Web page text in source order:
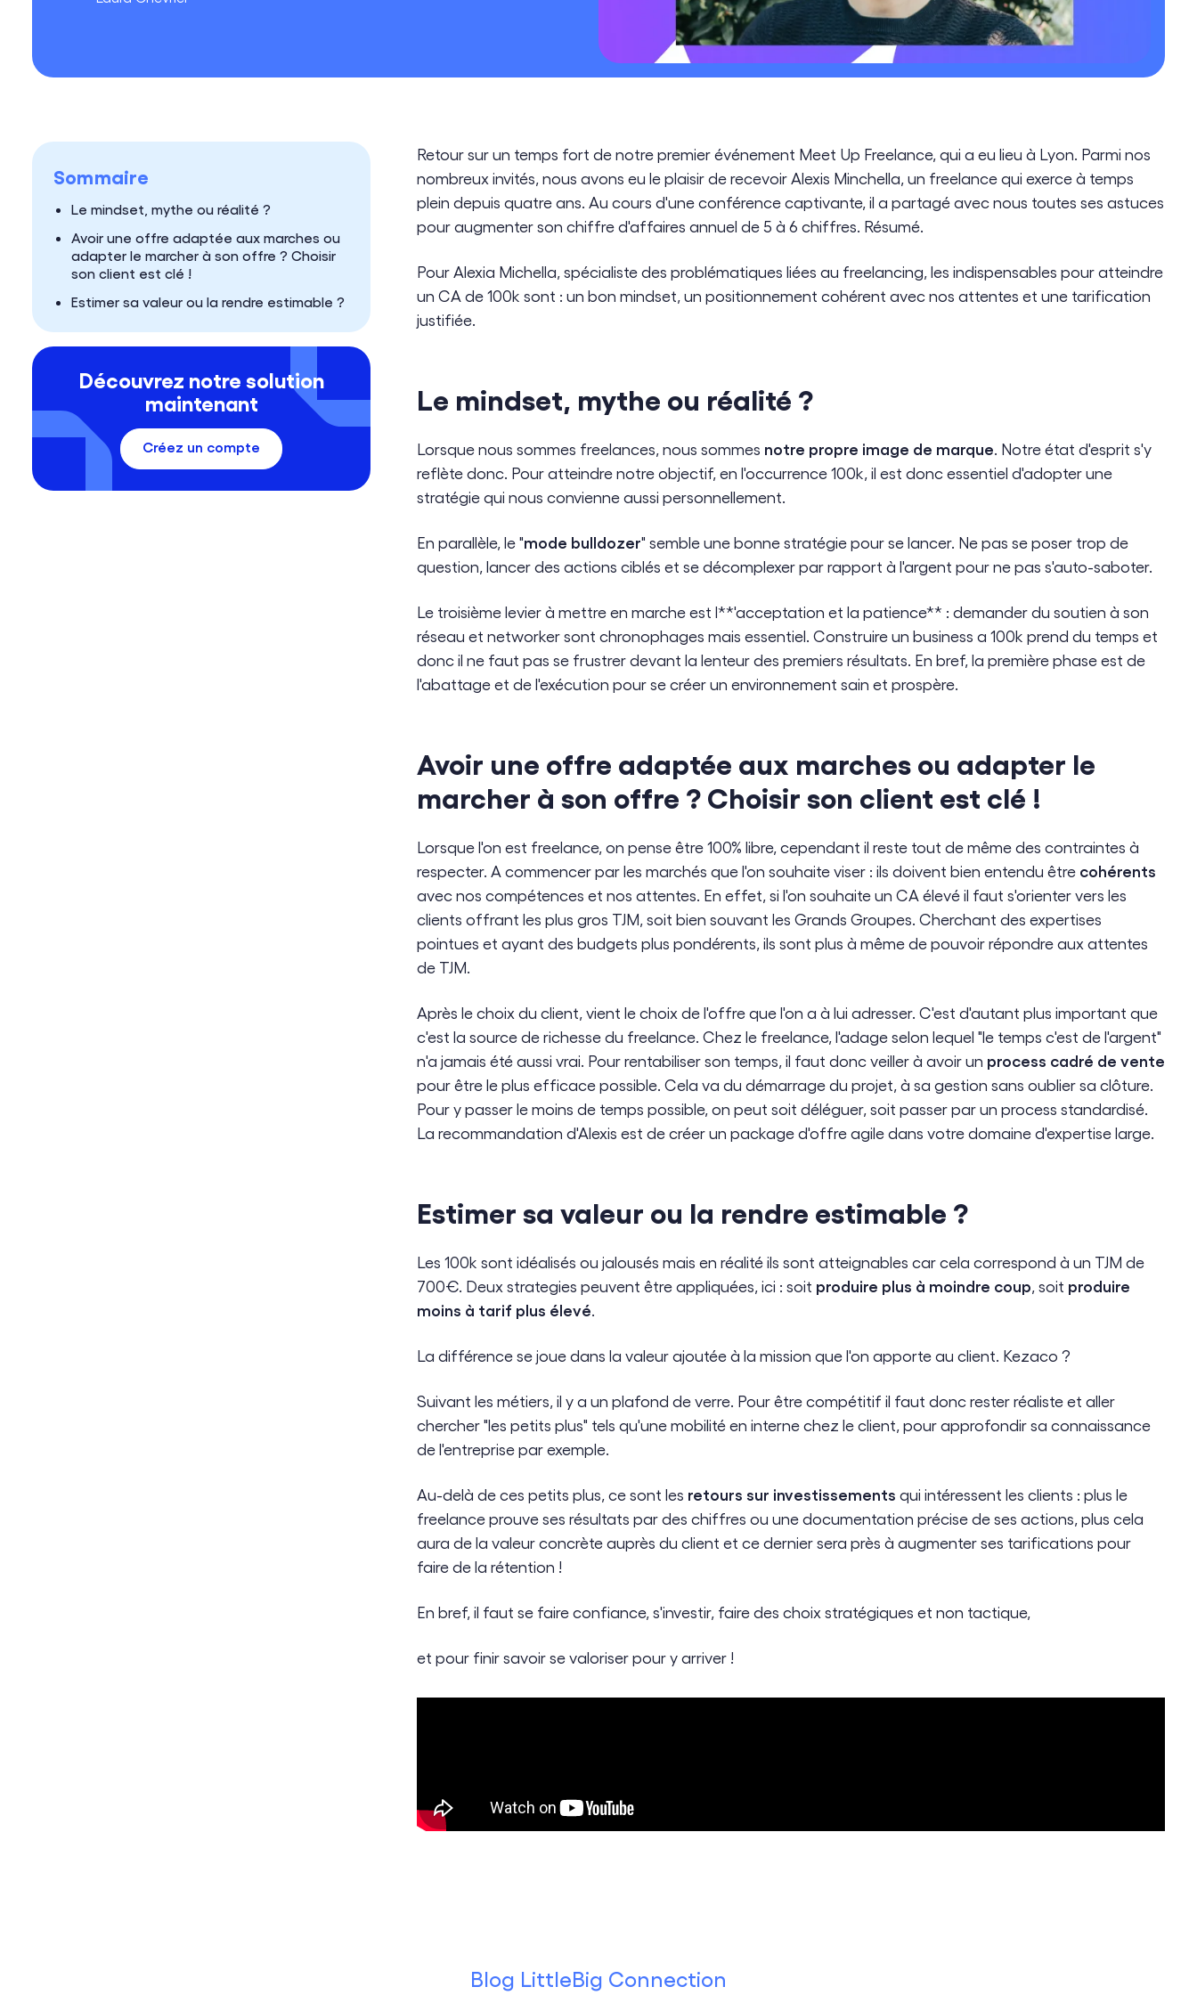
Transformation Digitale
Cloud Engineering
Sommaire
Le mindset, mythe ou réalité ?
Avoir une offre adaptée aux marches ou
adapter le marcher à son offre ? Choisir
son client est clé !
Estimer sa valeur ou la rendre estimable ?
Découvrez notre solution
maintenant
Créez un compte
Retour sur un temps fort de notre premier événement Meet Up Freelance, qui a eu lieu à Lyon. Parmi nos
nombreux invités, nous avons eu le plaisir de recevoir Alexis Minchella, un freelance qui exerce à temps
plein depuis quatre ans. Au cours d'une conférence captivante, il a partagé avec nous toutes ses astuces
pour augmenter son chiffre d'affaires annuel de 5 à 6 chiffres. Résumé.
Pour Alexia Michella, spécialiste des problématiques liées au freelancing, les indispensables pour atteindre
un CA de 100k sont : un bon mindset, un positionnement cohérent avec nos attentes et une tarification
justifiée.
Le mindset, mythe ou réalité ?
Lorsque nous sommes freelances, nous sommes notre propre image de marque . Notre état d'esprit s'y
reflète donc. Pour atteindre notre objectif, en l'occurrence 100k, il est donc essentiel d'adopter une
stratégie qui nous convienne aussi personnellement.
En parallèle, le "mode bulldozer" semble une bonne stratégie pour se lancer. Ne pas se poser trop de
question, lancer des actions ciblés et se décomplexer par rapport à l'argent pour ne pas s'auto-saboter.
Le troisième levier à mettre en marche est l**'acceptation et la patience** : demander du soutien à son
réseau et networker sont chronophages mais essentiel. Construire un business a 100k prend du temps et
donc il ne faut pas se frustrer devant la lenteur des premiers résultats. En bref, la première phase est de
l'abattage et de l'exécution pour se créer un environnement sain et prospère.
Avoir une offre adaptée aux marches ou adapter le
marcher à son offre ? Choisir son client est clé !
Lorsque l'on est freelance, on pense être 100% libre, cependant il reste tout de même des contraintes à
respecter. A commencer par les marchés que l'on souhaite viser : ils doivent bien entendu être cohérents
avec nos compétences et nos attentes. En effet, si l'on souhaite un CA élevé il faut s'orienter vers les
clients offrant les plus gros TJM, soit bien souvant les Grands Groupes. Cherchant des expertises
pointues et ayant des budgets plus pondérents, ils sont plus à même de pouvoir répondre aux attentes
de TJM.
Après le choix du client, vient le choix de l'offre que l'on a à lui adresser. C'est d'autant plus important que
c'est la source de richesse du freelance. Chez le freelance, l'adage selon lequel "le temps c'est de l'argent"
n'a jamais été aussi vrai. Pour rentabiliser son temps, il faut donc veiller à avoir un process cadré de vente
pour être le plus efficace possible. Cela va du démarrage du projet, à sa gestion sans oublier sa clôture.
Pour y passer le moins de temps possible, on peut soit déléguer, soit passer par un process standardisé.
La recommandation d'Alexis est de créer un package d'offre agile dans votre domaine d'expertise large.
Estimer sa valeur ou la rendre estimable ?
Les 100k sont idéalisés ou jalousés mais en réalité ils sont atteignables car cela correspond à un TJM de
700€. Deux strategies peuvent être appliquées, ici : soit produire plus à moindre coup , soit produire
moins à tarif plus élevé
La différence se joue dans la valeur ajoutée à la mission que l'on apporte au client. Kezaco ?
Suivant les métiers, il y a un plafond de verre. Pour être compétitif il faut donc rester réaliste et aller
chercher "les petits plus" tels qu'une mobilité en interne chez le client, pour approfondir sa connaissance
de l'entreprise par exemple.
Au-delà de ces petits plus, ce sont les retours sur investissements qui intéressent les clients : plus le
freelance prouve ses résultats par des chiffres ou une documentation précise de ses actions, plus cela
aura de la valeur concrète auprès du client et ce dernier sera près à augmenter ses tarifications pour
faire de la rétention !
En bref, il faut se faire confiance, s'investir, faire des choix stratégiques et non tactique,
et pour finir savoir se valoriser pour y arriver !
Blog LittleBig Connection